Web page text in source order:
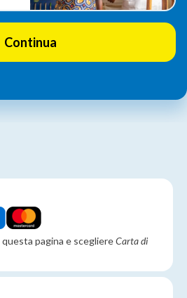
pagina e scegliereCarta di